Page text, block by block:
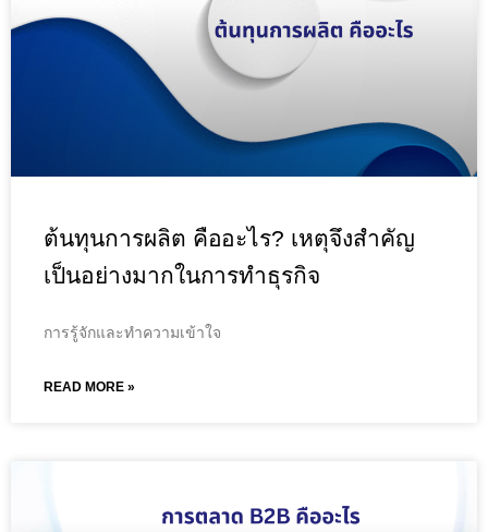
ต้นทุนการผลิต คืออะไร? เหตุจึงสำคัญ
เป็นอย่างมากในการทำธุรกิจ
การรู้จักและทำความเข้าใจ
READ MORE »